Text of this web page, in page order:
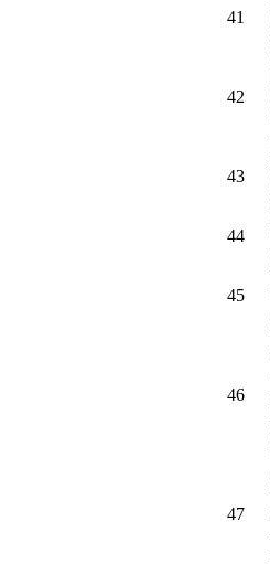
41
42
43
44
45
46
47